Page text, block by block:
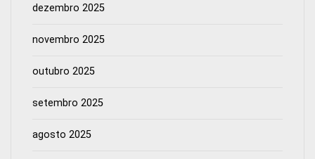
dezembro 2025
novembro 2025
outubro 2025
setembro 2025
agosto 2025